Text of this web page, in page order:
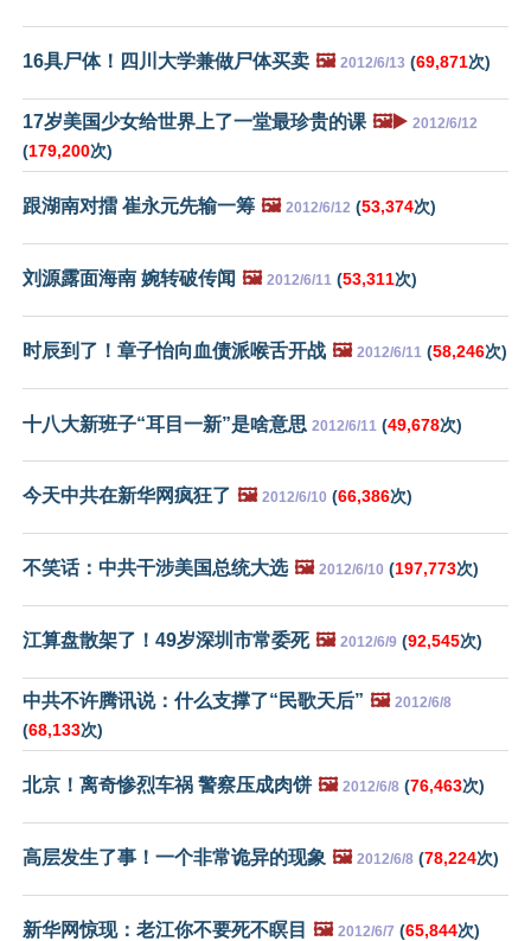
16具尸体！四川大学兼做尸体买卖 🖼️ 2012/6/13 (69,871次)
17岁美国少女给世界上了一堂最珍贵的课 🖼️▶️ 2012/6/12
(179,200次)
跟湖南对擂 崔永元先输一筹 🖼️ 2012/6/12 (53,374次)
刘源露面海南 婉转破传闻 🖼️ 2012/6/11 (53,311次)
时辰到了！章子怡向血债派喉舌开战 🖼️ 2012/6/11 (58,246次)
十八大新班子“耳目一新”是啥意思 2012/6/11 (49,678次)
今天中共在新华网疯狂了 🖼️ 2012/6/10 (66,386次)
不笑话：中共干涉美国总统大选 🖼️ 2012/6/10 (197,773次)
江算盘散架了！49岁深圳市常委死 🖼️ 2012/6/9 (92,545次)
中共不许腾讯说：什么支撑了“民歌天后” 🖼️ 2012/6/8
(68,133次)
北京！离奇惨烈车祸 警察压成肉饼 🖼️ 2012/6/8 (76,463次)
高层发生了事！一个非常诡异的现象 🖼️ 2012/6/8 (78,224次)
新华网惊现：老江你不要死不瞑目 🖼️ 2012/6/7 (65,844次)